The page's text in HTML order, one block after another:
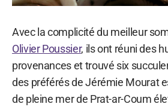
Avec la complicité du meilleur
Olivier Poussier, ils ont réuni des
provenances et trouvé six
des préférés de Jérémie Mourat
de pleine mer de Prat-ar-Coum